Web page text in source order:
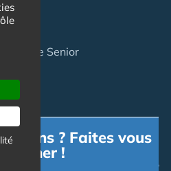
Senior
: pièges et risques ?
résidence services en 2025 ?
? Faites vous
!